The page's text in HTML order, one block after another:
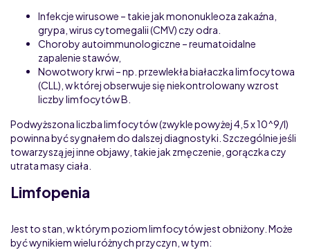
Infekcje wirusowe – takie jak mononukleoza zakaźna,
grypa, wirus cytomegalii (CMV) czy odra.
Choroby autoimmunologiczne – reumatoidalne
zapalenie stawów,
Nowotwory krwi – np. przewlekła białaczka limfocytowa
(CLL), w której obserwuje się niekontrolowany wzrost
liczby limfocytów B.
Podwyższona liczba limfocytów (zwykle powyżej 4,5 x 10^9/l)
powinna być sygnałem do dalszej diagnostyki. Szczególnie jeśli
towarzyszą jej inne objawy, takie jak zmęczenie, gorączka czy
utrata masy ciała.
Limfopenia
Jest to stan, w którym poziom limfocytów jest obniżony. Może
być wynikiem wielu różnych przyczyn, w tym: